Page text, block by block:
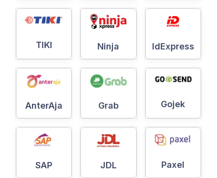
TIKI Ninja IdExpress
AnterAja Grab Gojek
SAP JDL Paxel